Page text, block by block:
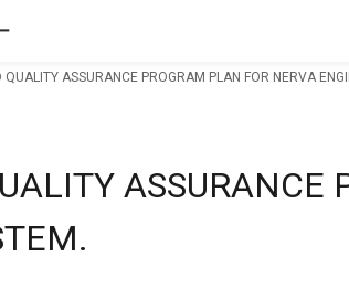
QUALITY ASSURANCE PROGRAM PLAN FOR NERVA
ASSURANCE